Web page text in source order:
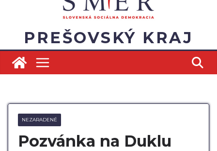
PREŠOVSKÝ KRAJ
NEZARADENÉ
Pozvánka na Duklu